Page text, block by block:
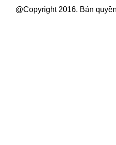
@Copyright 2016. Bản